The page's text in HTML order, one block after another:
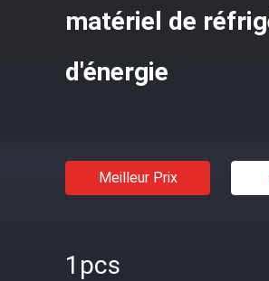
matériel de
d'énergie
Meilleur Prix
1pcs